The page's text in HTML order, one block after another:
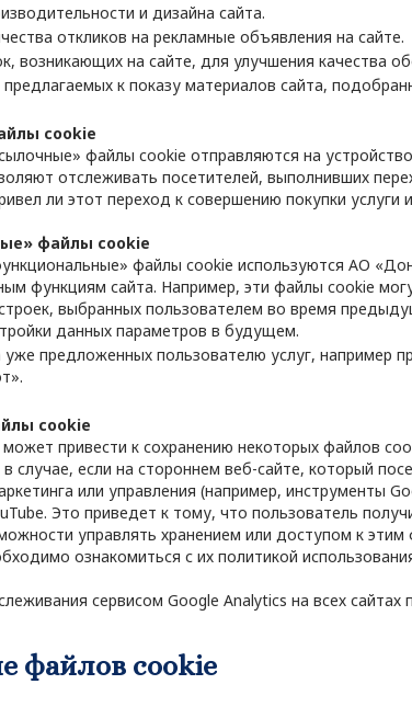
и дизайна сайта.
откликов на рекламные объявления на сайте.
возникающих на сайте, для улучшения качества
к показу материалов сайта,
cookie
файлы cookie отправляются на
отслеживать посетителей, выполнивших
ли этот переход к совершению покупки услуги
файлы cookie
файлы cookie используются АО
функциям сайта. Например, эти файлы cookie
выбранных пользователем во время
данных параметров в будущем.
уже предложенных пользователю услуг, например
cookie
привести к сохранению некоторых файлов
случае, если на стороннем веб-сайте, который
или управления (например, инструменты
Это приведет к тому, что пользователь
управлять хранением или доступом к
ознакомиться с их политикой
сервисом Google Analytics на всех сайтах
файлов cookie